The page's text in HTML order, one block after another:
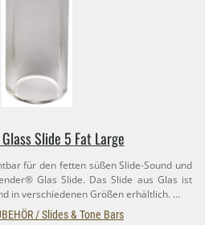
Slide 5 Fat Large
für den fetten süßen Slide-​Sound und
Glas Slide. Das Slide aus Glas ist
in verschiedenen Größen erhältlich. …
/ Slides & Tone Bars